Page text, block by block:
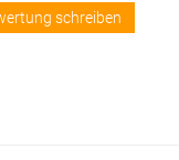
schreiben